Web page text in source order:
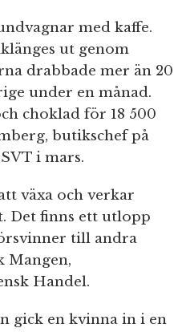
med kaffe.
ut genom
drabbade mer än 20
under en månad.
choklad för 18 500
butikschef på
i mars.
växa och verkar
Det finns ett utlopp
till andra
Mangen,
Handel.
gick en kvinna in i en